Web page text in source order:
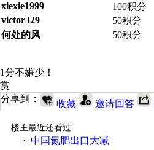
xiexie1999 100积分
victor329
50积分
何处的风
50积分
1分不嫌少！
赏
分享到：
收藏 邀请回答
楼主最近还看过
· 中国氮肥出口大减